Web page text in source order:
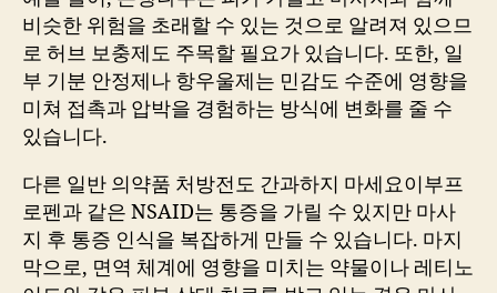
비슷한 위험을 초래할 수 있는 것으로 알려져 있으므
로 허브 보충제도 주목할 필요가 있습니다. 또한, 일
부 기분 안정제나 항우울제는 민감도 수준에 영향을
미쳐 접촉과 압박을 경험하는 방식에 변화를 줄 수
있습니다.
다른 일반 의약품 처방전도 간과하지 마세요이부프
로펜과 같은 NSAID는 통증을 가릴 수 있지만 마사
지 후 통증 인식을 복잡하게 만들 수 있습니다. 마지
막으로, 면역 체계에 영향을 미치는 약물이나 레티노